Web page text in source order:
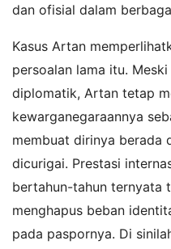
dan ofisial dalam
Kasus Artan
persoalan lama itu.
diplomatik, Artan tetap
kewarganegaraannya
membuat dirinya berada
dicurigai. Prestasi
bertahun-tahun ternyata
menghapus beban
pada paspornya. Di